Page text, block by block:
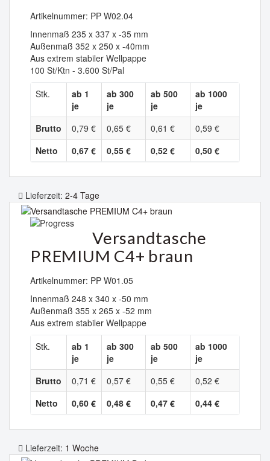
Artikelnummer: PP W02.04
Innenmaß 235 x 337 x -35 mm
Außenmaß 352 x 250 x -40mm
Aus extrem stabiler Wellpappe
100 St/Ktn - 3.600 St/Pal
Stk.
ab 1
je
ab 300
je
ab 500
je
ab 1000
je
Brutto
0,79 € 0,65 € 0,61 €
0,59 €
Netto
0,67 € 0,55 € 0,52 € 0,50 €
Lieferzeit: 2-4 Tage
Versandtasche
PREMIUM C4+ braun
Artikelnummer: PP W01.05
Innenmaß 248 x 340 x -50 mm
Außenmaß 355 x 265 x -52 mm
Aus extrem stabiler Wellpappe
Stk.
ab 1
je
ab 300
je
ab 500
je
ab 1000
je
Brutto
0,71 € 0,57 € 0,55 €
0,52 €
Netto
0,60 € 0,48 € 0,47 € 0,44 €
Lieferzeit: 1 Woche